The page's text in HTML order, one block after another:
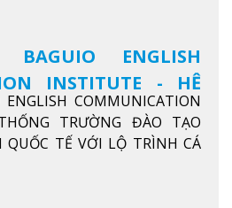
ENGLISH
INSTITUTE - HỆ
ĐÀO TẠO TIẾNG
TẾ
COMMUNICATION
TRƯỜNG ĐÀO TẠO
QUỐC TẾ VỚI LỘ TRÌNH CÁ